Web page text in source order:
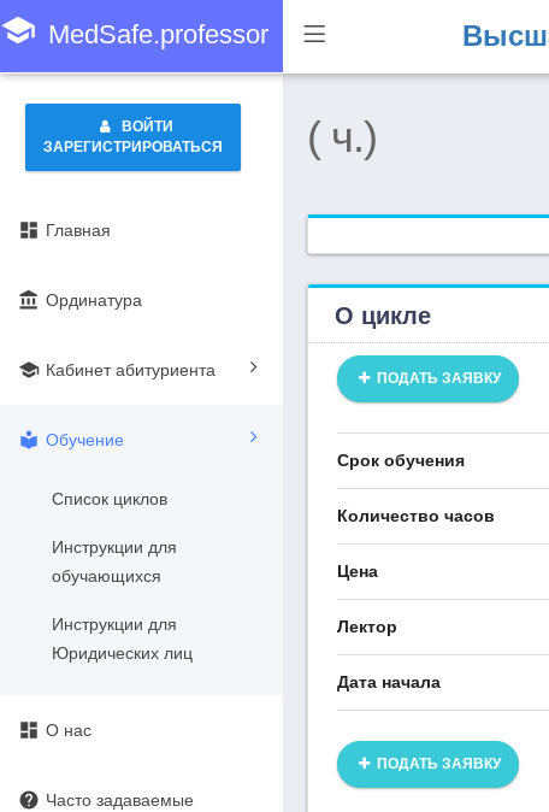
school MedSafe.professor
ВОЙТИ
ЗАРЕГИСТРИРОВАТЬСЯ
dashboard Главная
account_balance Ординатура
school Кабинет абитуриента
local_library Обучение
Список циклов
Инструкции для
обучающихся
Инструкции для
Юридических лиц
dashboard О нас
help Часто задаваемые
( ч.)
О цикле
ПОДАТЬ ЗАЯВКУ
Срок обучения
Количество часов
Цена
Лектор
Дата начала
ПОДАТЬ ЗАЯВКУ